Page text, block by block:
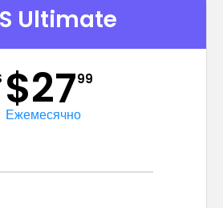
Ultimate
$2799
Ежемесячно